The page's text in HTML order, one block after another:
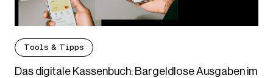
Tools & Tipps
Das digitale Kassenbuch: Bargeldlose Ausgaben im